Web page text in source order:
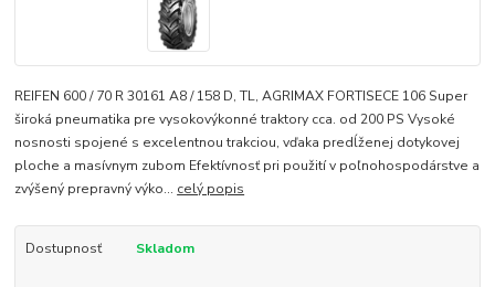
REIFEN 600 / 70 R 30161 A8 / 158 D, TL, AGRIMAX FORTISECE 106 Super
široká pneumatika pre vysokovýkonné traktory cca. od 200 PS Vysoké
nosnosti spojené s excelentnou trakciou, vďaka predĺženej dotykovej
ploche a masívnym zubom Efektívnosť pri použití v poľnohospodárstve a
zvýšený prepravný výko... celý popis
Dostupnosť Skladom